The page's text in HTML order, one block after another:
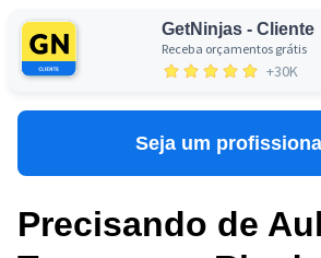
GetNinjas - Cliente
Receba orçamentos grátis
+30K
Seja um
Precisando de